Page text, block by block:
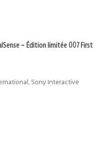
– Édition limitée 007 First
Sony Interactive